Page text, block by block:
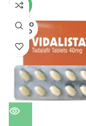
-39%
VYPRO
DÁNO